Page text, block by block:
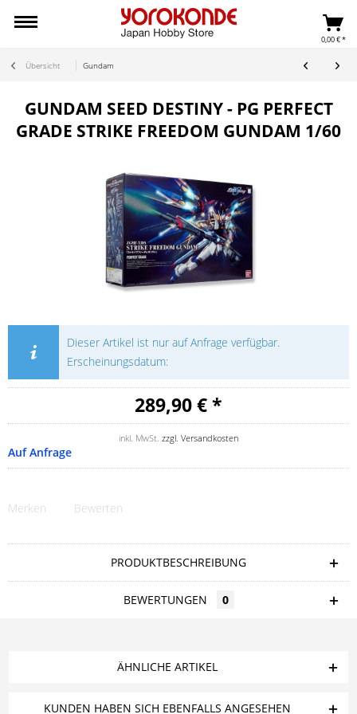
0,00 € *
Übersicht Gundam
GUNDAM SEED DESTINY - PG PERFECT
GRADE STRIKE FREEDOM GUNDAM 1/60
Dieser Artikel ist nur auf Anfrage verfügbar.
Erscheinungsdatum:
289,90 € *
inkl. MwSt. zzgl. Versandkosten
Auf Anfrage
Merken Bewerten
PRODUKTBESCHREIBUNG
BEWERTUNGEN 0
ÄHNLICHE ARTIKEL
KUNDEN HABEN SICH EBENFALLS ANGESEHEN